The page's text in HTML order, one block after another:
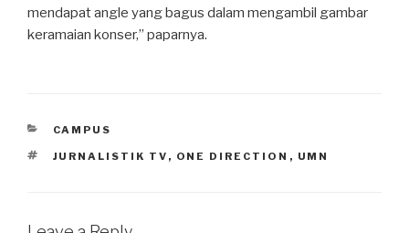
mendapat angle yang bagus dalam mengambil gambar
keramaian konser,” paparnya.
CATEGORIES
CAMPUS
TAGS
JURNALISTIK TV , ONE DIRECTION , UMN